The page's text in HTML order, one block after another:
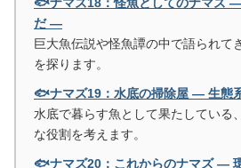
だ ―
巨大魚伝説や怪魚譚の中で語られて
を探ります。
🐟ナマズ19：水底の掃除屋 ― 生態
水底で暮らす魚として果たしている
な役割を考えます。
🐟ナマズ20：これからのナマズ ―